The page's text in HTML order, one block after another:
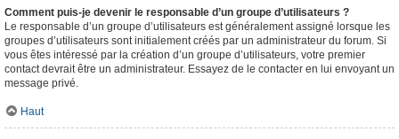
Comment puis-je devenir le responsable d’un groupe d’utilisateurs ?
Le responsable d’un groupe d’utilisateurs est généralement assigné lorsque les
groupes d’utilisateurs sont initialement créés par un administrateur du forum. Si
vous êtes intéressé par la création d’un groupe d’utilisateurs, votre premier
contact devrait être un administrateur. Essayez de le contacter en lui envoyant un
message privé.
Haut